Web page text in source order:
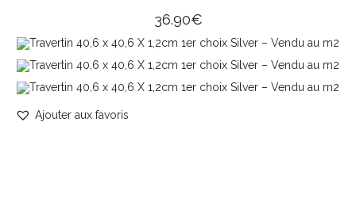
36.90€
Ajouter aux favoris